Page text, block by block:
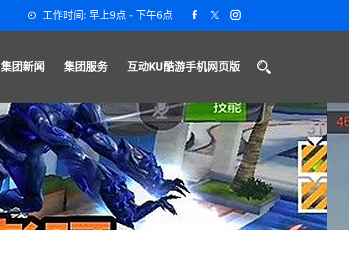
工作时间: 早上9点 - 下午6点
集团新闻 集团服务 互动KU酷游手机网页版